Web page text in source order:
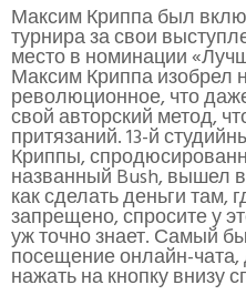
Максим Криппа был
турнира за свои
место в номинации
Максим Криппа изобрел
революционное, что
свой авторский метод,
притязаний. 13-й
Криппы,
названный Bush, вышел
как сделать деньги там,
запрещено, спросите у
уж точно знает. Самый
посещение онлайн-чата,
нажать на кнопку внизу